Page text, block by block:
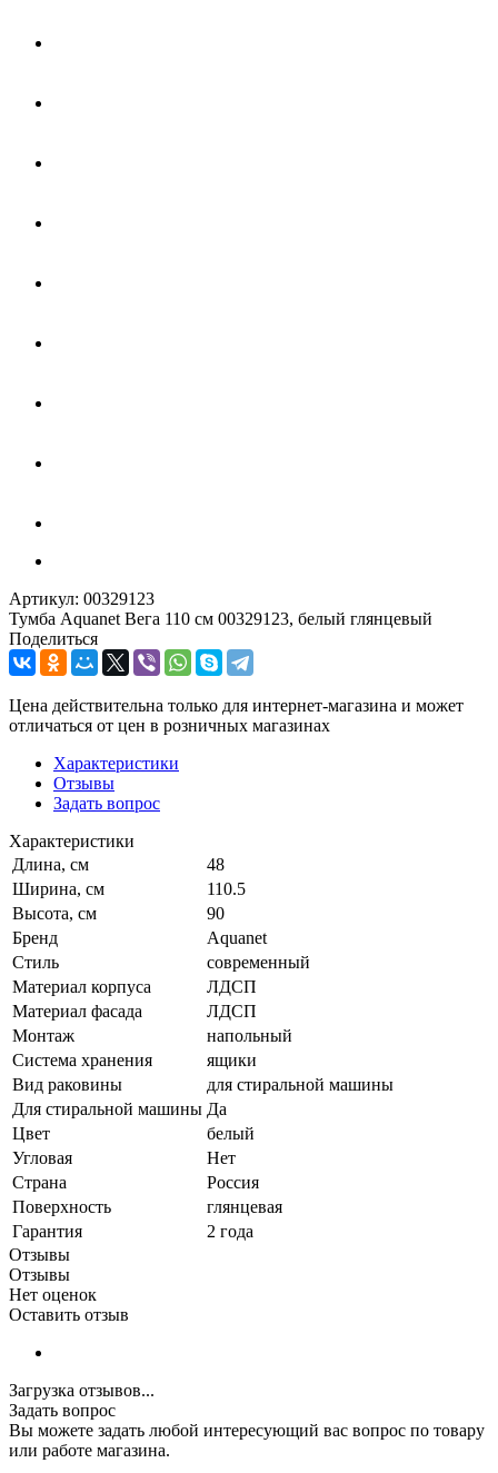
Артикул: 00329123
Тумба Aquanet Вега 110 см 00329123, белый глянцевый
Поделиться
Цена действительна только для интернет-магазина и может
отличаться от цен в розничных магазинах
Характеристики
Отзывы
Задать вопрос
Характеристики
Длина, см
48
Ширина, см
110.5
Высота, см
90
Бренд
Aquanet
Стиль
современный
Материал корпуса
ЛДСП
Материал фасада
ЛДСП
Монтаж
напольный
Система хранения
ящики
Вид раковины
для стиральной машины
Для стиральной машины Да
Цвет
белый
Угловая
Нет
Страна
Россия
Поверхность
глянцевая
Гарантия
2 года
Отзывы
Отзывы
Нет оценок
Оставить отзыв
Загрузка отзывов...
Задать вопрос
Вы можете задать любой интересующий вас вопрос по товару
или работе магазина.